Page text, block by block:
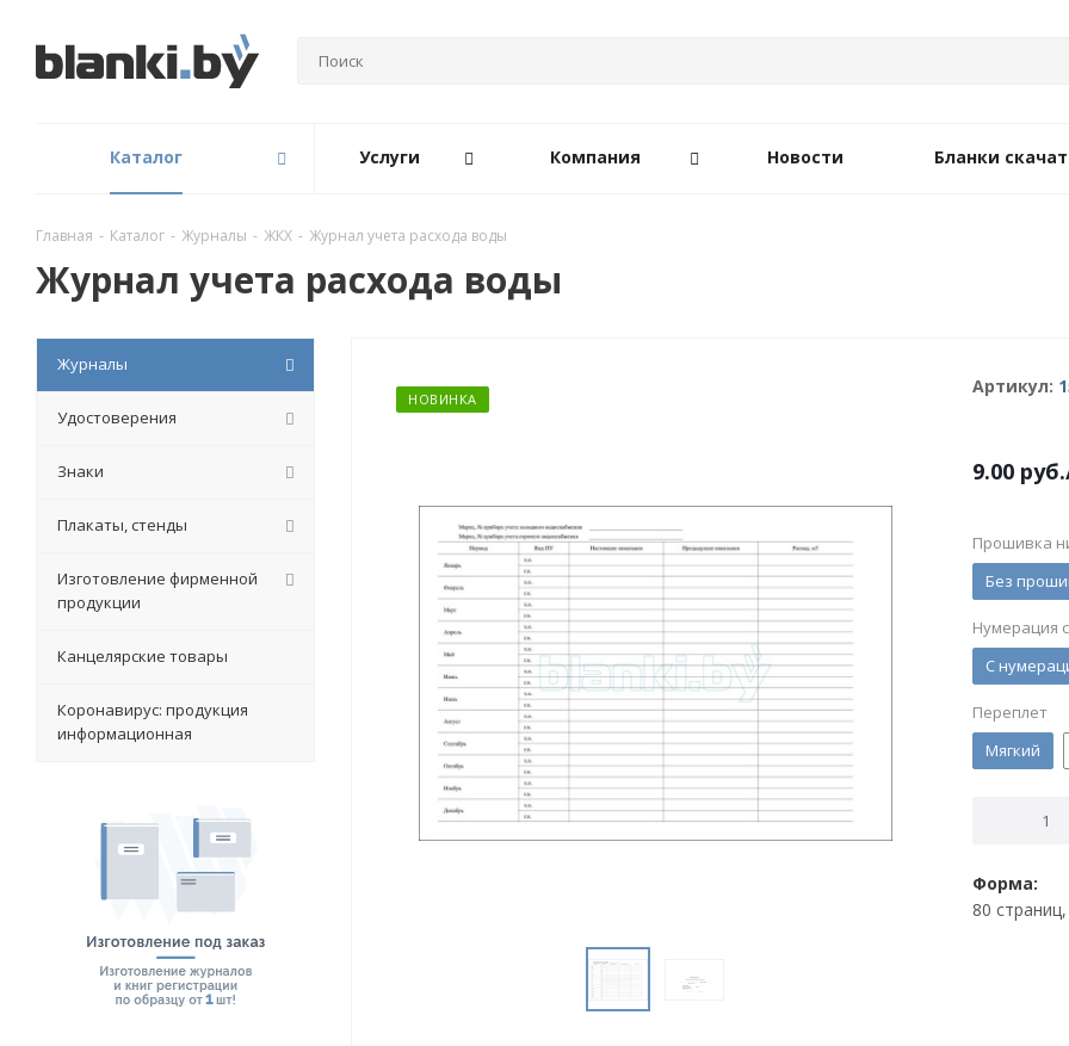
Каталог Услуги Компания Новости Бланки
Главная - Каталог - Журналы - ЖКХ - Журнал учета расхода воды
Журнал учета расхода воды
НОВИНКА
Артикул:
9.00 руб.
Прошивка
Без
Нумерация
С
Переплет
Мягкий
Форма:
80
Журналы
Удостоверения
Знаки
Плакаты, стенды
Изготовление фирменной
продукции
Канцелярские товары
Коронавирус: продукция
информационная